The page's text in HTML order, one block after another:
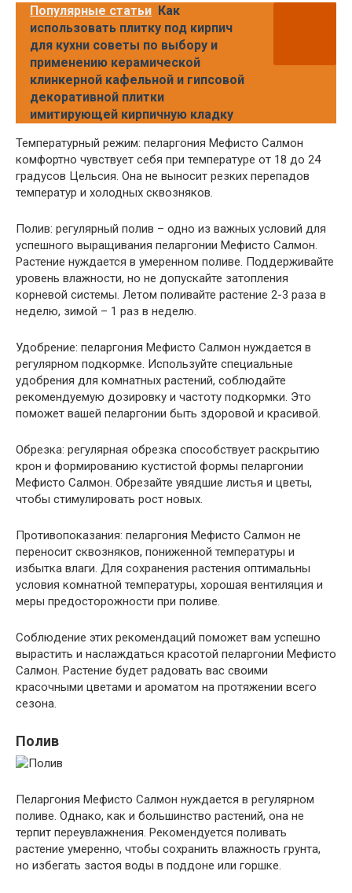
Популярные статьи Как
использовать плитку под кирпич
для кухни советы по выбору и
применению керамической
клинкерной кафельной и гипсовой
декоративной плитки
имитирующей кирпичную кладку
Температурный режим: пеларгония Мефисто Салмон
комфортно чувствует себя при температуре от 18 до 24
градусов Цельсия. Она не выносит резких перепадов
температур и холодных сквозняков.
Полив: регулярный полив – одно из важных условий для
успешного выращивания пеларгонии Мефисто Салмон.
Растение нуждается в умеренном поливе. Поддерживайте
уровень влажности, но не допускайте затопления
корневой системы. Летом поливайте растение 2-3 раза в
неделю, зимой – 1 раз в неделю.
Удобрение: пеларгония Мефисто Салмон нуждается в
регулярном подкормке. Используйте специальные
удобрения для комнатных растений, соблюдайте
рекомендуемую дозировку и частоту подкормки. Это
поможет вашей пеларгонии быть здоровой и красивой.
Обрезка: регулярная обрезка способствует раскрытию
крон и формированию кустистой формы пеларгонии
Мефисто Салмон. Обрезайте увядшие листья и цветы,
чтобы стимулировать рост новых.
Противопоказания: пеларгония Мефисто Салмон не
переносит сквозняков, пониженной температуры и
избытка влаги. Для сохранения растения оптимальны
условия комнатной температуры, хорошая вентиляция и
меры предосторожности при поливе.
Соблюдение этих рекомендаций поможет вам успешно
вырастить и наслаждаться красотой пеларгонии Мефисто
Салмон. Растение будет радовать вас своими
красочными цветами и ароматом на протяжении всего
сезона.
Полив
Пеларгония Мефисто Салмон нуждается в регулярном
поливе. Однако, как и большинство растений, она не
терпит переувлажнения. Рекомендуется поливать
растение умеренно, чтобы сохранить влажность грунта,
но избегать застоя воды в поддоне или горшке.